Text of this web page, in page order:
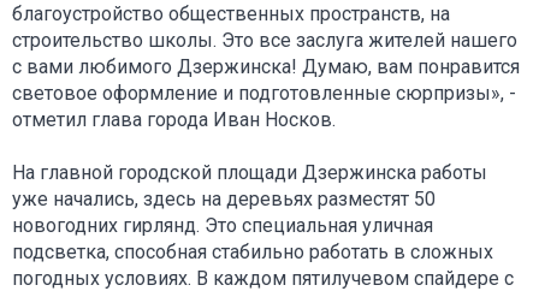
благоустройство общественных пространств, на
строительство школы. Это все заслуга жителей нашего
с вами любимого Дзержинска! Думаю, вам понравится
световое оформление и подготовленные сюрпризы», -
отметил глава города Иван Носков.
На главной городской площади Дзержинска работы
уже начались, здесь на деревьях разместят 50
новогодних гирлянд. Это специальная уличная
подсветка, способная стабильно работать в сложных
погодных условиях. В каждом пятилучевом спайдере с